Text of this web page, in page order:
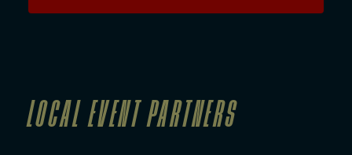
LOCAL EVENT PARTNERS